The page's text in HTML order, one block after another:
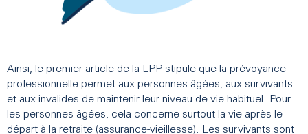
Ainsi, le premier article de la LPP stipule que la prévoyance
professionnelle permet aux personnes âgées, aux survivants
et aux invalides de maintenir leur niveau de vie habituel. Pour
les personnes âgées, cela concerne surtout la vie après le
départ à la retraite (assurance-vieillesse). Les survivants sont